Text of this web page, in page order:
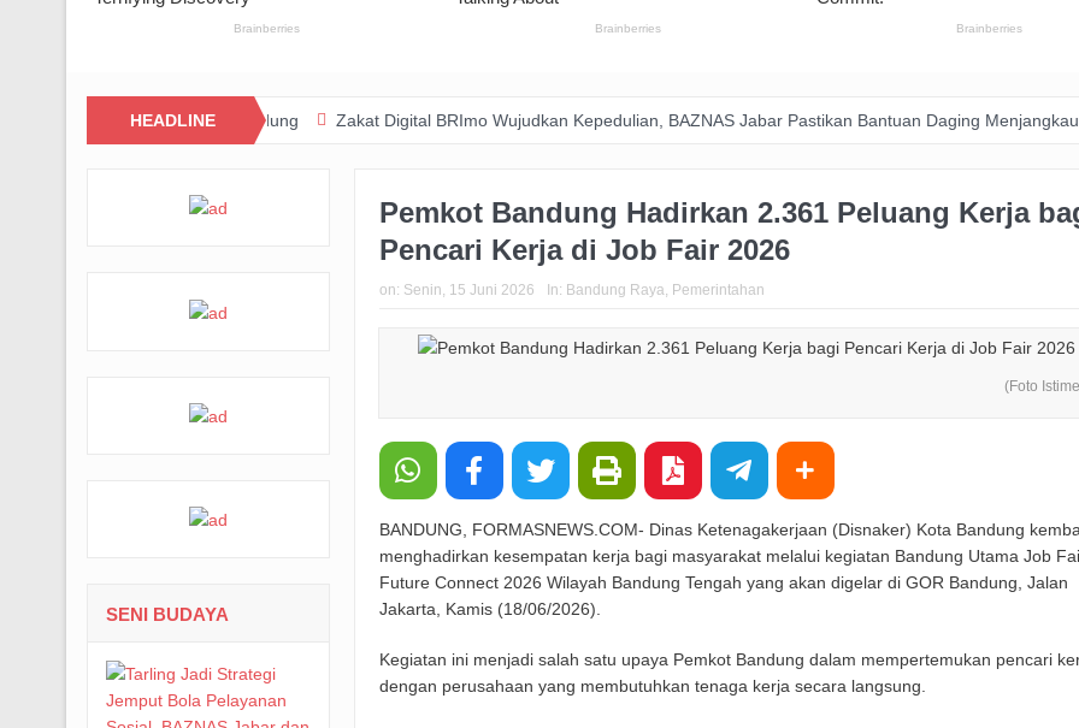
HEADLINE
Aksi Sosial di Bandung Zakat Digital BRImo Wujudkan Kepedulian, BAZNAS Jabar Pastikan Bantuan Daging Menjangkau Pelosok
Pemkot Bandung Hadirkan 2.361 Peluang Kerja
Pencari Kerja di Job Fair 2026
on: Senin, 15 Juni 2026 In: Bandung Raya, Pemerintahan
(Foto
BANDUNG, FORMASNEWS.COM- Dinas Ketenagakerjaan (Disnaker) Kota Bandung
menghadirkan kesempatan kerja bagi masyarakat melalui kegiatan Bandung Utama Job
Future Connect 2026 Wilayah Bandung Tengah yang akan digelar di GOR Bandung, Jalan
Jakarta, Kamis (18/06/2026).
Kegiatan ini menjadi salah satu upaya Pemkot Bandung dalam mempertemukan pencari
dengan perusahaan yang membutuhkan tenaga kerja secara langsung.
SENI BUDAYA